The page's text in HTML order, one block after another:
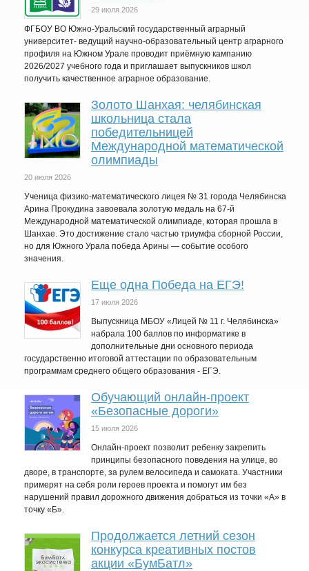
29 июля 2026
ФГБОУ ВО Южно-Уральский государственный аграрный
университет- ведущий научно-образовательный центр аграрного
профиля на Южном Урале проводит приёмную кампанию
2026/2027 учебного года и приглашает выпускников школ
получить качественное аграрное образование.
Золото Шанхая: челябинская
школьница стала
победительницей
Международной математической
олимпиады
20 июля 2026
Ученица физико-математического лицея № 31 города Челябинска
Арина Прокудина завоевала золотую медаль на 67-й
Международной математической олимпиаде, которая прошла в
Шанхае. Это достижение стало частью триумфа сборной России,
но для Южного Урала победа Арины — событие особого
значения.
Еще одна Победа на ЕГЭ!
17 июля 2026
Выпускница МБОУ «Лицей № 11 г. Челябинска»
набрала 100 баллов по информатике в
дополнительные дни основного периода
государственно итоговой аттестации по образовательным
программам среднего общего образования - ЕГЭ.
Обучающий онлайн-проект
«Безопасные дороги»
15 июля 2026
Онлайн-проект позволит ребенку закрепить
принципы безопасного поведения на улице, во
дворе, в транспорте, за рулем велосипеда и самоката. Участники
примерят на себя роли героев проекта и помогут им без
нарушений правил дорожного движения добраться из точки «А» в
точку «Б».
Продолжается летний сезон
конкурса креативных постов
акции «БумБатл»